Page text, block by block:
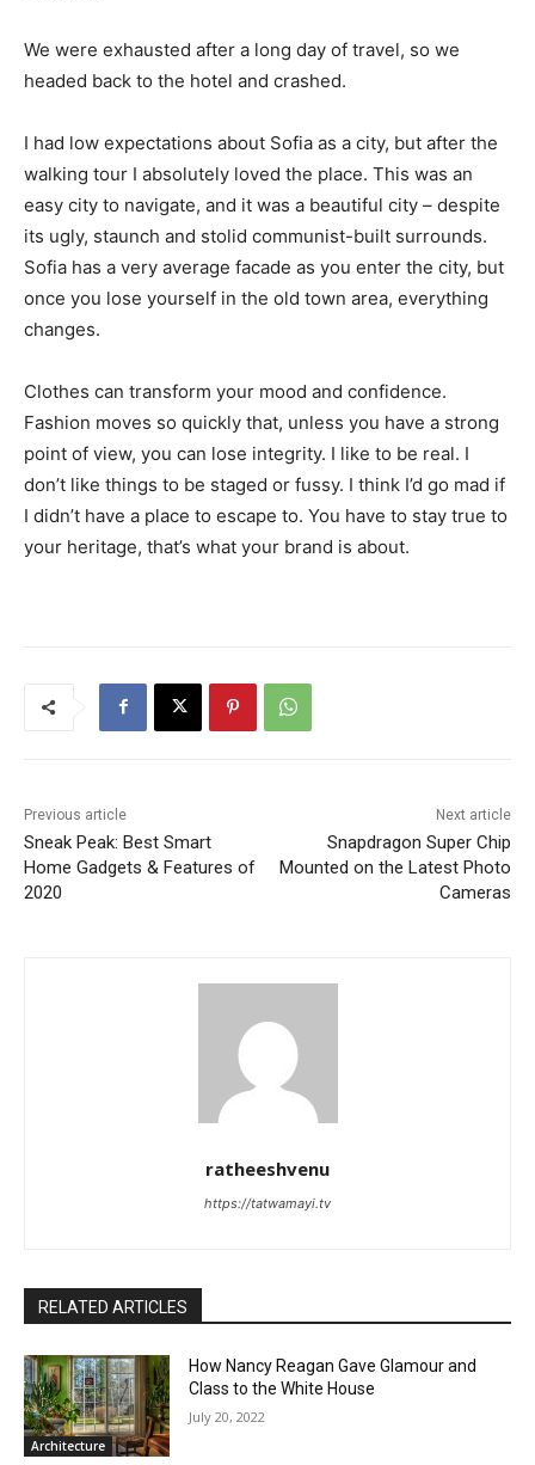
We were exhausted after a long day of travel, so we
headed back to the hotel and crashed.
I had low expectations about Sofia as a city, but after the
walking tour I absolutely loved the place. This was an
easy city to navigate, and it was a beautiful city – despite
its ugly, staunch and stolid communist-built surrounds.
Sofia has a very average facade as you enter the city, but
once you lose yourself in the old town area, everything
changes.
Clothes can transform your mood and confidence.
Fashion moves so quickly that, unless you have a strong
point of view, you can lose integrity. I like to be real. I
don’t like things to be staged or fussy. I think I’d go mad if
I didn’t have a place to escape to. You have to stay true to
your heritage, that’s what your brand is about.
Previous article
Sneak Peak: Best Smart
Home Gadgets & Features of
2020
Next article
Snapdragon Super Chip
Mounted on the Latest Photo
Cameras
ratheeshvenu
https://tatwamayi.tv
RELATED ARTICLES
Architecture
How Nancy Reagan Gave Glamour and
Class to the White House
July 20, 2022